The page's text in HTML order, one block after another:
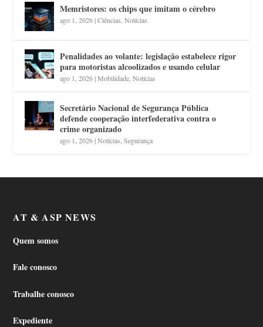
Memristores: os chips que imitam o cérebro
ago 1, 2026|Ciências ,Notícias
Penalidades ao volante: legislação estabelece rigor
para motoristas alcoolizados e usando celular
ago 1, 2026|Mobilidade ,Notícias
Secretário Nacional de Segurança Pública
defende cooperação interfederativa contra o
crime organizado
ago 1, 2026|Notícias ,Segurança
AT & ASP NEWS
Quem somos
Fale conosco
Trabalhe conosco
Expediente